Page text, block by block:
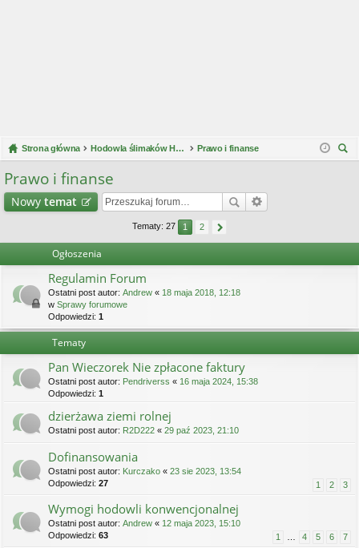
Strona główna Hodowla ślimaków Helix Aspersa Müller / Maxima
Prawo i finanse
Prawo i finanse
Nowy temat
Tematy: 27 1 2
Ogłoszenia
Regulamin Forum
Ostatni post autor: Andrew « 18 maja 2018, 12:18
w Sprawy forumowe
Odpowiedzi: 1
Tematy
Pan Wieczorek Nie zpłacone faktury
Ostatni post autor: Pendriverss « 16 maja 2024, 15:38
Odpowiedzi: 1
dzierżawa ziemi rolnej
Ostatni post autor: R2D222 « 29 paź 2023, 21:10
Dofinansowania
Ostatni post autor: Kurczako « 23 sie 2023, 13:54
Odpowiedzi: 27 1 2 3
Wymogi hodowli konwencjonalnej
Ostatni post autor: Andrew « 12 maja 2023, 15:10
Odpowiedzi: 63 1 4 5 6 7